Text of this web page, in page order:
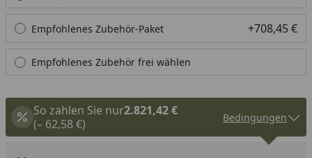
Empfohlenes Zubehör-Paket +708,45 €
Empfohlenes Zubehör frei wählen
So zahlen Sie nur2.821,42 €
(– 62,58 €)
Bedingungen